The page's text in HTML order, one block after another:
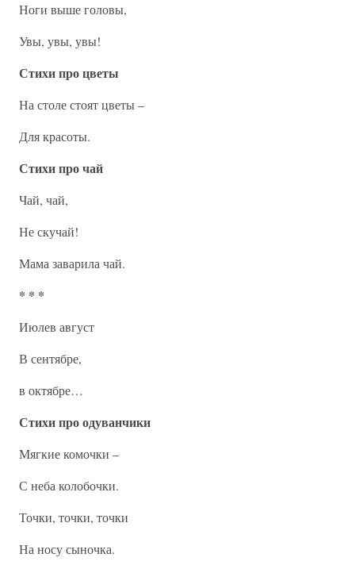
Ноги выше головы,
Увы, увы, увы!
Стихи про цветы
На столе стоят цветы –
Для красоты.
Стихи про чай
Чай, чай,
Не скучай!
Мама заварила чай.
* * *
Июлев август
В сентябре,
в октябре…
Стихи про одуванчики
Мягкие комочки –
С неба колобочки.
Точки, точки, точки
На носу сыночка.